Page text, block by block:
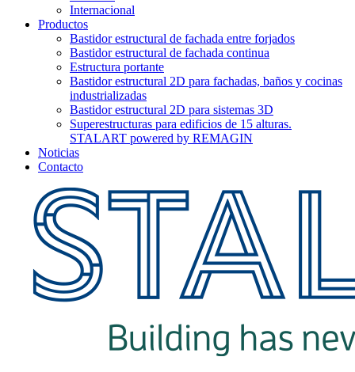
Internacional
Productos
Bastidor estructural de fachada entre forjados
Bastidor estructural de fachada continua
Estructura portante
Bastidor estructural 2D para fachadas, baños y cocinas
industrializadas
Bastidor estructural 2D para sistemas 3D
Superestructuras para edificios de 15 alturas.
STALART powered by REMAGIN
Noticias
Contacto